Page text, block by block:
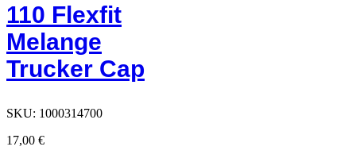
die
auf
ausgewählt
werden
110 Flexfit
Melange
Trucker Cap
SKU: 1000314700
17,00 €